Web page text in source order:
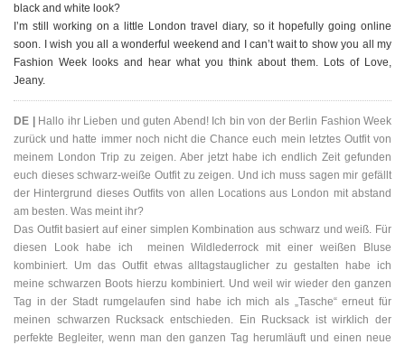
black and white look?
I’m still working on a little London travel diary, so it hopefully going online
soon. I wish you all a wonderful weekend and I can’t wait to show you all my
Fashion Week looks and hear what you think about them. Lots of Love,
Jeany.
DE |Hallo ihr Lieben und guten Abend! Ich bin von der Berlin Fashion Week
zurück und hatte immer noch nicht die Chance euch mein letztes Outfit von
meinem London Trip zu zeigen. Aber jetzt habe ich endlich Zeit gefunden
euch dieses schwarz-weiße Outfit zu zeigen. Und ich muss sagen mir gefällt
der Hintergrund dieses Outfits von allen Locations aus London mit abstand
am besten. Was meint ihr?
Das Outfit basiert auf einer simplen Kombination aus schwarz und weiß. Für
diesen Look habe ich meinen Wildlederrock mit einer weißen Bluse
kombiniert. Um das Outfit etwas alltagstauglicher zu gestalten habe ich
meine schwarzen Boots hierzu kombiniert. Und weil wir wieder den ganzen
Tag in der Stadt rumgelaufen sind habe ich mich als „Tasche“ erneut für
meinen schwarzen Rucksack entschieden. Ein Rucksack ist wirklich der
perfekte Begleiter, wenn man den ganzen Tag herumläuft und einen neue